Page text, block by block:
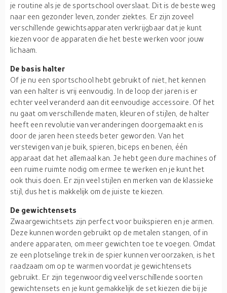
je routine als je de sportschool overslaat. Dit is de beste weg
naar een gezonder leven, zonder ziektes. Er zijn zoveel
verschillende gewichtsapparaten verkrijgbaar dat je kunt
kiezen voor de apparaten die het beste werken voor jouw
lichaam.
De basis halter
Of je nu een sportschool hebt gebruikt of niet, het kennen
van een halter is vrij eenvoudig. In de loop der jaren is er
echter veel veranderd aan dit eenvoudige accessoire. Of het
nu gaat om verschillende maten, kleuren of stijlen, de halter
heeft een revolutie van veranderingen doorgemaakt en is
door de jaren heen steeds beter geworden. Van het
verstevigen van je buik, spieren, biceps en benen, één
apparaat dat het allemaal kan. Je hebt geen dure machines of
een ruime ruimte nodig om ermee te werken en je kunt het
ook thuis doen. Er zijn veel stijlen en merken van de klassieke
stijl, dus het is makkelijk om de juiste te kiezen.
De gewichtensets
Zwaargewichtsets zijn perfect voor buikspieren en je armen.
Deze kunnen worden gebruikt op de metalen stangen, of in
andere apparaten, om meer gewichten toe te voegen. Omdat
ze een plotselinge trek in de spier kunnen veroorzaken, is het
raadzaam om op te warmen voordat je gewichtensets
gebruikt. Er zijn tegenwoordig veel verschillende soorten
gewichtensets en je kunt gemakkelijk de set kiezen die bij je